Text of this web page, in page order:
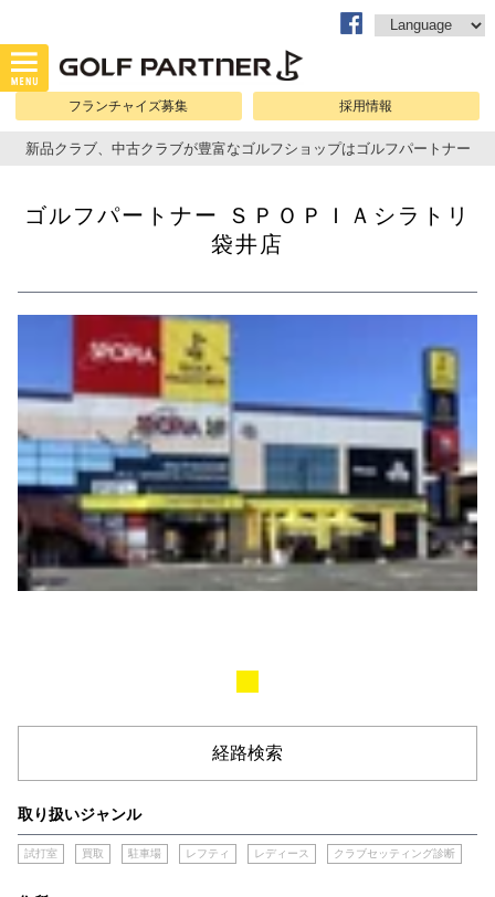
フランチャイズ募集 採用情報
新品クラブ、中古クラブが豊富なゴルフショップはゴルフパートナー
ゴルフパートナー ＳＰＯＰＩＡシラトリ
袋井店
経路検索
取り扱いジャンル
試打室 買取 駐車場 レフティ レディース クラブセッティング診断